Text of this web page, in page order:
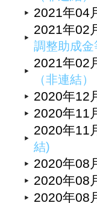
2021年04
2021年02
調整助成
2021年02
（非連結）
2020年12
2020年11
2020年11
結)
2020年08
2020年08
2020年08